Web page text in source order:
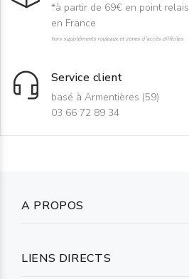
*à partir de 69€ en point relais
en France
hors suppléments rouleaux et zones d'accès difficiles
Service client
basé à Armentières (59)
03 66 72 89 34
A PROPOS
LIENS DIRECTS